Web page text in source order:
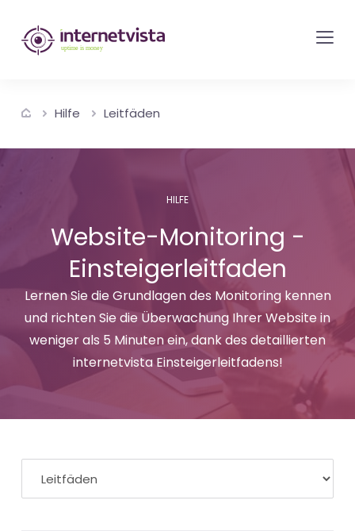
internetvista
Monitoring
Überwachung
von
Websites
Diensten
Uptime
is
Money
Hilfe Leitfäden
HILFE
Website-Monitoring -
Einsteigerleitfaden
Lernen Sie die Grundlagen des Monitoring kennen
und richten Sie die Überwachung Ihrer Website in
weniger als 5 Minuten ein, dank des detaillierten
internetvista Einsteigerleitfadens!